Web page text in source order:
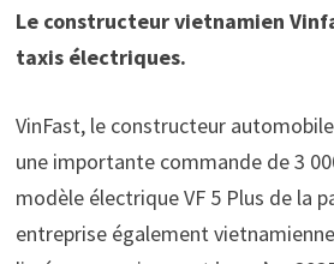
Le constructeur vietnamien
taxis électriques.
VinFast, le constructeur
une importante commande de 3
modèle électrique VF 5 Plus de la
entreprise également